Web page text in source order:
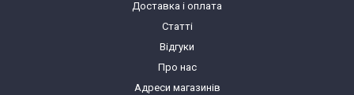
Доставка і оплата
Статті
Відгуки
Про нас
Адреси магазинів